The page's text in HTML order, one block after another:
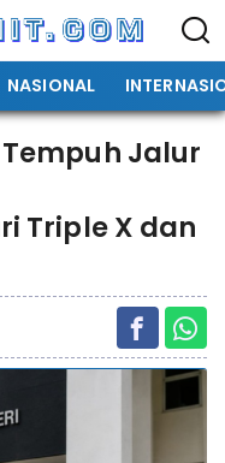
NASIONAL
Jalur
Triple X dan